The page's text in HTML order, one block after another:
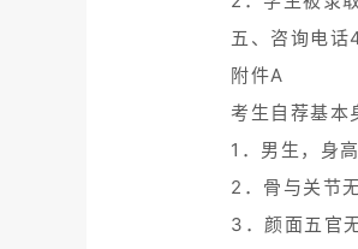
五、咨询电
附件A
考生自荐基本
1．男生，身
2．骨与关节
3．颜面五官